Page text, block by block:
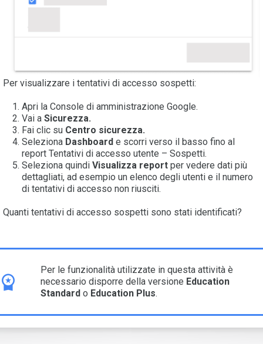
Per visualizzare i tentativi di accesso sospetti:
Apri la Console di amministrazione Google.
Vai a Sicurezza.
Fai clic su Centro sicurezza.
Seleziona Dashboard e scorri verso il basso fino al
report Tentativi di accesso utente – Sospetti.
Seleziona quindi Visualizza report per vedere dati più
dettagliati, ad esempio un elenco degli utenti e il numero
di tentativi di accesso non riusciti.
Quanti tentativi di accesso sospetti sono stati identificati?
Per le funzionalità utilizzate in questa attività è
necessario disporre della versione Education
Standard o Education Plus.